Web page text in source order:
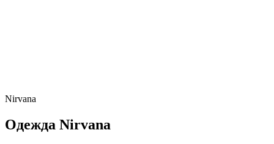
Nirvana
Одежда Nirvana